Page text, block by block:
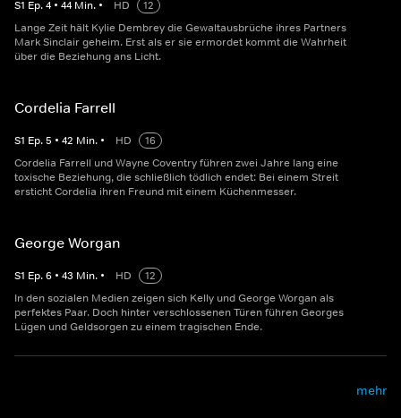
S1 Ep.4 • 44 Min. • HD
12
Lange Zeit hält Kylie Dembrey die Gewaltausbrüche ihres Partners
Mark Sinclair geheim. Erst als er sie ermordet kommt die Wahrheit
über die Beziehung ans Licht.
Cordelia Farrell
S1 Ep.5 • 42 Min. • HD
16
Cordelia Farrell und Wayne Coventry führen zwei Jahre lang eine
toxische Beziehung, die schließlich tödlich endet: Bei einem Streit
ersticht Cordelia ihren Freund mit einem Küchenmesser.
George Worgan
S1 Ep.6 • 43 Min. • HD
12
In den sozialen Medien zeigen sich Kelly und George Worgan als
perfektes Paar. Doch hinter verschlossenen Türen führen Georges
Lügen und Geldsorgen zu einem tragischen Ende.
mehr